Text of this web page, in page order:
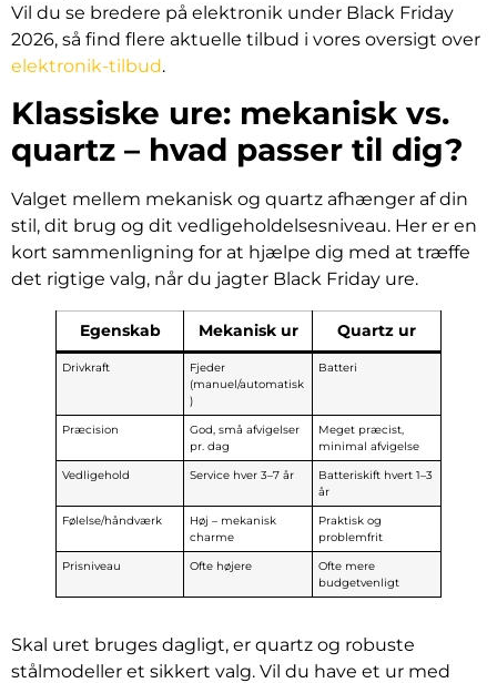
Vil du se bredere på elektronik under Black Friday
2026, så find flere aktuelle tilbud i vores oversigt over
elektronik-tilbud.
Klassiske ure: mekanisk vs.
quartz – hvad passer til dig?
Valget mellem mekanisk og quartz afhænger af din
stil, dit brug og dit vedligeholdelsesniveau. Her er en
kort sammenligning for at hjælpe dig med at træffe
det rigtige valg, når du jagter Black Friday ure.
Egenskab Mekanisk ur Quartz ur
Drivkraft
Fjeder
(manuel/automatisk
)
Batteri
Præcision
God, små afvigelser
pr. dag
Meget præcist,
minimal afvigelse
Vedligehold
Service hver 3–7 år
Batteriskift hvert 1–3
år
Følelse/håndværk
Høj – mekanisk
charme
Praktisk og
problemfrit
Prisniveau
Ofte højere
Ofte mere
budgetvenligt
Skal uret bruges dagligt, er quartz og robuste
stålmodeller et sikkert valg. Vil du have et ur med